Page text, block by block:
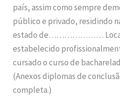
país, assim como sempre
público e privado,
estado de………………… Local
estabelecido
cursado o curso de
(Anexos diplomas de
completa.)